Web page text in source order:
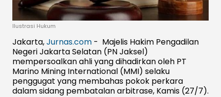
Ilustrasi Hukum
Jakarta,Jurnas.com - Majelis Hakim Pengadilan
Negeri Jakarta Selatan (PN Jaksel)
mempersoalkan ahli yang dihadirkan oleh PT
Marino Mining International (MMI) selaku
penggugat yang membahas pokok perkara
dalam sidang pembatalan arbitrase, Kamis (27/7).